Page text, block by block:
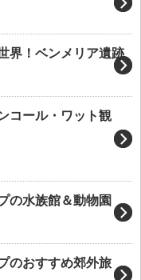
界！ベンメリア遺跡
コール・ワット観
の水族館＆動物園
のおすすめ郊外旅